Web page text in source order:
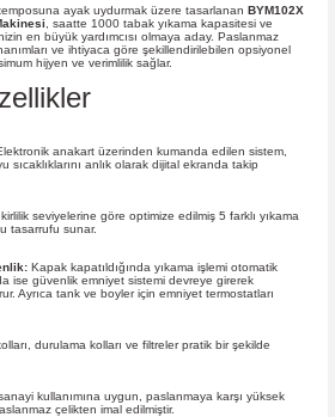
ayak uydurmak üzere tasarlanan BYM102X
, saatte 1000 tabak yıkama kapasitesi ve
en büyük yardımcısı olmaya aday. Paslanmaz
ve ihtiyaca göre şekillendirilebilen opsiyonel
hijyen ve verimlilik sağlar.
anakart üzerinden kumanda edilen sistem,
sıcaklıklarını anlık olarak dijital ekranda takip
kirlilik seviyelerine göre optimize edilmiş 5 farklı yıkama
tasarrufu sunar.
Kapak kapatıldığında yıkama işlemi otomatik
ise güvenlik emniyet sistemi devreye girerek
Ayrıca tank ve boyler için emniyet termostatları
durulama kolları ve filtreler pratik bir şekilde
kullanımına uygun, paslanmaya karşı yüksek
çelikten imal edilmiştir.